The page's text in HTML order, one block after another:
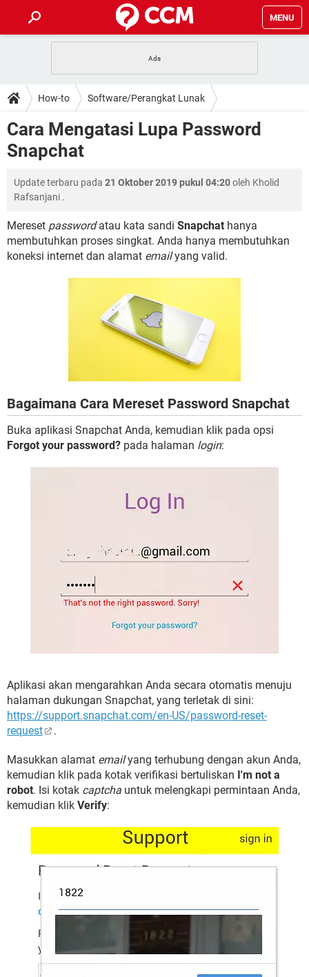
MENU
APLIKASI NONTON FILM & SERI RESET GMAIL
BUAT AKUN TIKTOK APLIKASI VIDEO-CALL
HOW-TO
SAFE MODE ANDROID RESET CLASH OF CLANS
KODE RAHASIA NETFLIX
DOWNLOAD
ADOBE PREMIERE PRO
FORUM
Lupa Password Gmail WiFi Tidak Berfungsi
ENSIKLOPEDIA
Front Office dan Back Office OOP - Data Enkapsulasi
Jenis-jenis Network atau Jaringan
How-to Software/Perangkat Lunak
Cara Mengatasi Lupa Password
Snapchat
Update terbaru pada 21 Oktober 2019 pukul 04:20oleh Kholid
Rafsanjani .
Mereset passwordatau kata sandi Snapchat hanya
membutuhkan proses singkat. Anda hanya membutuhkan
koneksi internet dan alamat emailyang valid.
Bagaimana Cara Mereset Password Snapchat
Buka aplikasi Snapchat Anda, kemudian klik pada opsi
Forgot your password? pada halaman login:
Aplikasi akan mengarahkan Anda secara otomatis menuju
halaman dukungan Snapchat, yang terletak di sini:
https://support.snapchat.com/en-US/password-reset-
request
.
Masukkan alamat emailyang terhubung dengan akun Anda,
kemudian klik pada kotak verifikasi bertuliskan I'm not a
robot. Isi kotak captcha untuk melengkapi permintaan Anda,
kemudian klik Verify: